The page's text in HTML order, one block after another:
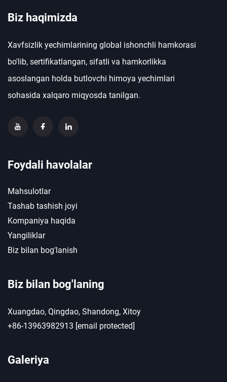
Biz haqimizda
Xavfsizlik yechimlarining global ishonchli hamkorasi
bo'lib, sertifikatlangan, sifatli va hamkorlikka
asoslangan holda butlovchi himoya yechimlari
sohasida xalqaro miqyosda tanilgan.
Foydali havolalar
Mahsulotlar
Tashab tashish joyi
Kompaniya haqida
Yangiliklar
Biz bilan bog'lanish
Biz bilan bog'laning
Xuangdao, Qingdao, Shandong, Xitoy
+86-13963982913 [email protected]
Galeriya